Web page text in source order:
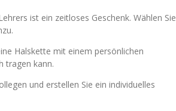
ist ein zeitloses Geschenk. Wählen Sie
Halskette mit einem persönlichen
tragen kann.
und erstellen Sie ein individuelles